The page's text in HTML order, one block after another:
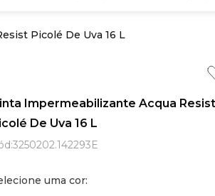
Picolé De Uva 16 L
Impermeabilizante Acqua Resist
De Uva 16 L
:3250202.142293E
uma cor: